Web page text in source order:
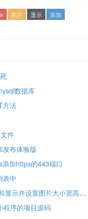
图片 显示
添加
数据库
方法
件
发布体验版
添加https的443端口
表中
【已解决】小程序中如何导入Logo图片和显示并设置图片大小宽高尺寸
程序的项目源码